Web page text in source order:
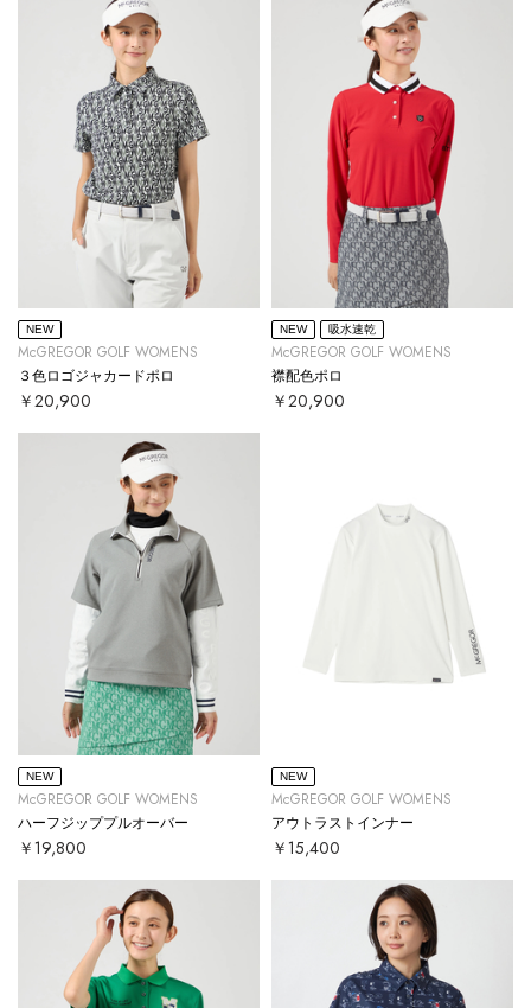
NEW
McGREGOR GOLF WOMENS
３色ロゴジャカードポロ
￥20,900
NEW 吸水速乾
McGREGOR GOLF WOMENS
襟配色ポロ
￥20,900
NEW
McGREGOR GOLF WOMENS
ハーフジッププルオーバー
￥19,800
NEW
McGREGOR GOLF WOMENS
アウトラストインナー
￥15,400